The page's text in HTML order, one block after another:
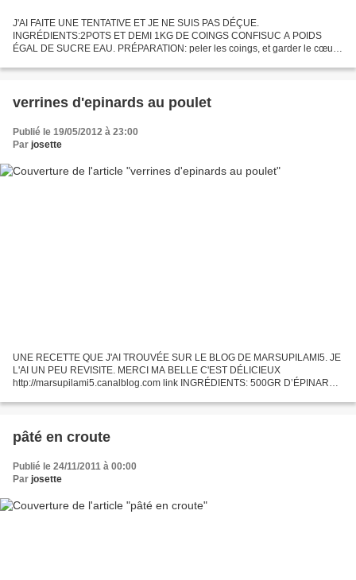
J'AI FAITE UNE TENTATIVE ET JE NE SUIS PAS DÉÇUE.
INGRÉDIENTS:2POTS ET DEMI 1KG DE COINGS CONFISUC A POIDS
ÉGAL DE SUCRE EAU. PRÉPARATION: peler les coings, et garder le cœur,
quartier...
verrines d'epinards au poulet
Publié le 19/05/2012 à 23:00
Par josette
UNE RECETTE QUE J'AI TROUVÉE SUR LE BLOG DE MARSUPILAMI5. JE
L'AI UN PEU REVISITE. MERCI MA BELLE C'EST DÉLICIEUX
http://marsupilami5.canalblog.com link INGRÉDIENTS: 500GR D’ÉPINARDS
CRÈME LIQUIDE...
pâté en croute
Publié le 24/11/2011 à 00:00
Par josette